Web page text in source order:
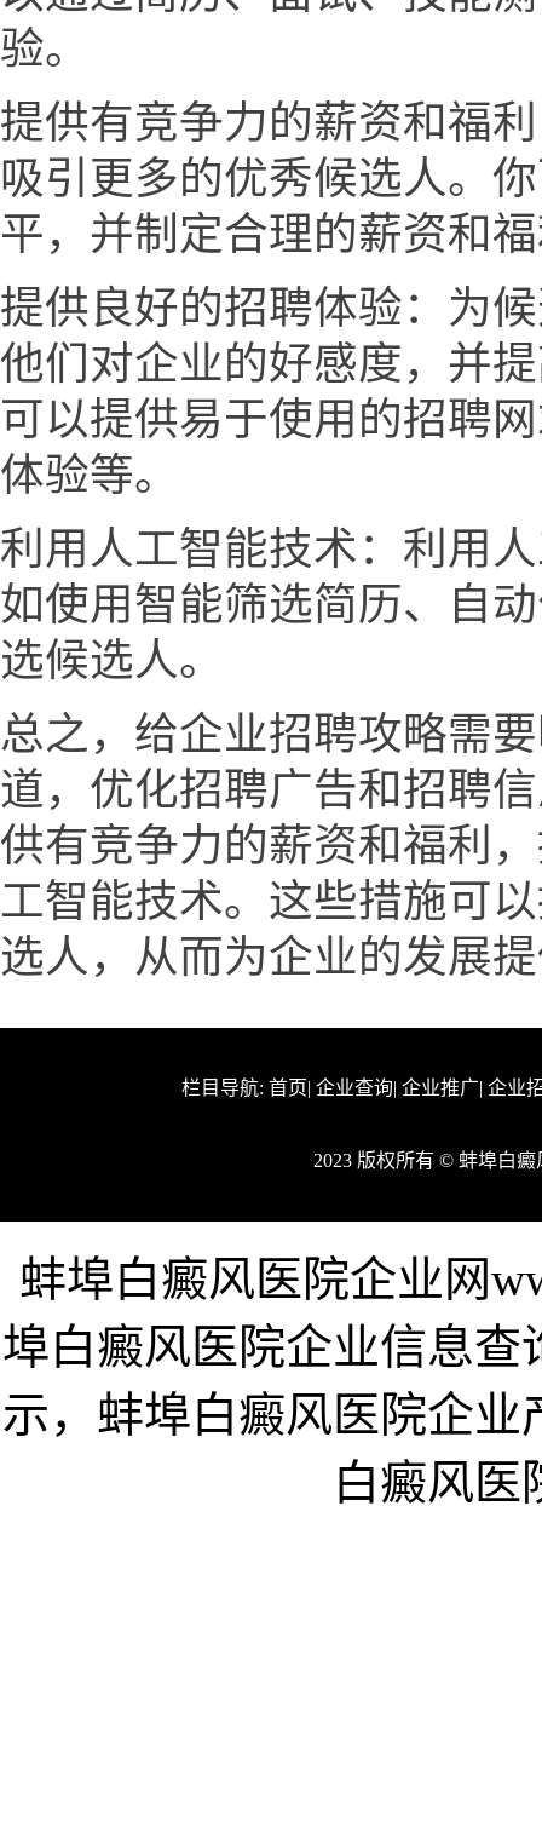
验。
提供有竞争力的薪资和福
吸引更多的优秀候选人。
平，并制定合理的薪资和
提供良好的招聘体验：为
他们对企业的好感度，并
可以提供易于使用的招聘
体验等。
利用人工智能技术：利用
如使用智能筛选简历、自
选候选人。
总之，给企业招聘攻略需
道，优化招聘广告和招聘
供有竞争力的薪资和福利
工智能技术。这些措施可
选人，从而为企业的发展
栏目导航: 首页| 企业查询| 企业推广| 企业
2023 版权所有 © 蚌埠白
蚌埠白癜风医院企业网
埠白癜风医院企业信息
示，蚌埠白癜风医院企
白癜风医